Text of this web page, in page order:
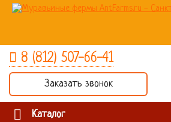
8 (812) 507-66-41
Заказать звонок
Каталог